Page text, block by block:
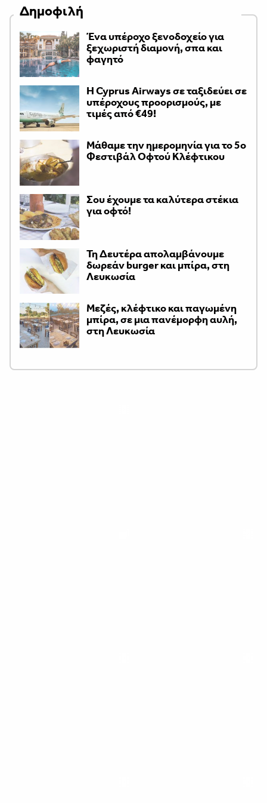
Δημοφιλή
Ένα υπέροχο ξενοδοχείο για
ξεχωριστή διαμονή, σπα και
φαγητό
H Cyprus Airways σε ταξιδεύει σε
υπέροχους προορισμούς, με
τιμές από €49!
Μάθαμε την ημερομηνία για το 5ο
Φεστιβάλ Οφτού Κλέφτικου
Σου έχουμε τα καλύτερα στέκια
για οφτό!
Τη Δευτέρα απολαμβάνουμε
δωρεάν burger και μπίρα, στη
Λευκωσία
Μεζές, κλέφτικο και παγωμένη
μπίρα, σε μια πανέμορφη αυλή,
στη Λευκωσία